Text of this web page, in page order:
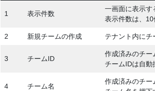
1 表示件数
一画面に表示す
表示件数は、
2 新規チームの作成 テナント内にチ
3 チームID
作成済みのチー
チームIDは自動
4 チーム名
作成済みのチー